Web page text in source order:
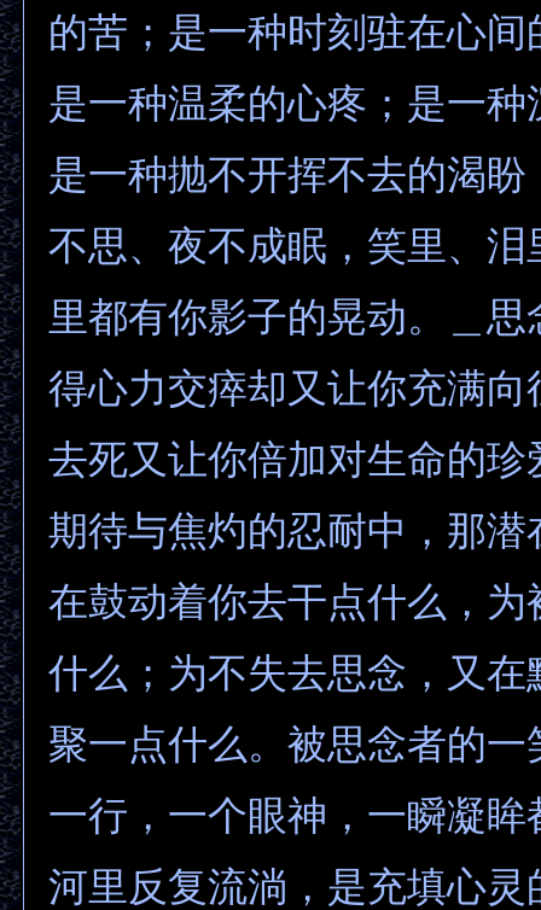
的苦；是一种时刻驻在心间
是一种温柔的心疼；是一种
是一种抛不开挥不去的渴盼
不思、夜不成眠，笑里、泪
里都有你影子的晃动。＿
得心力交瘁却又让你充满向
去死又让你倍加对生命的珍
期待与焦灼的忍耐中，那潜
在鼓动着你去干点什么，为
什么；为不失去思念，又在
聚一点什么。被思念者的一
一行，一个眼神，一瞬凝眸
河里反复流淌，是充填心灵